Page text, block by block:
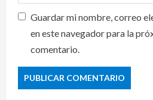
Guardar mi nombre, correo
en este navegador para la
comentario.